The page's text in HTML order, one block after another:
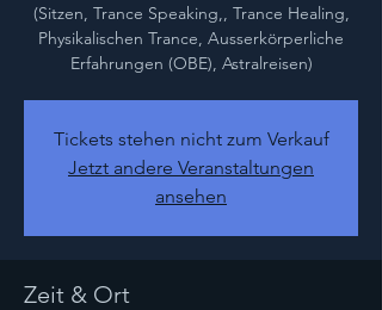
(Sitzen, Trance Speaking,, Trance Healing,
Physikalischen Trance, Ausserkörperliche
Erfahrungen (OBE), Astralreisen)
Tickets stehen nicht zum Verkauf
Jetzt andere Veranstaltungen
ansehen
Zeit & Ort